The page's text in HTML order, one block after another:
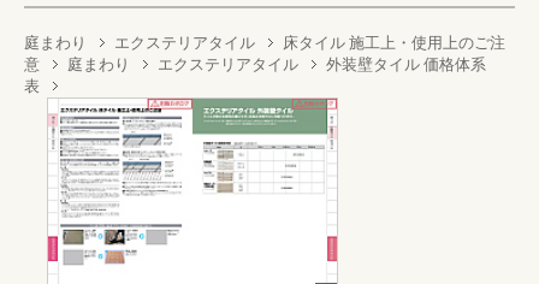
庭まわり エクステリアタイル
床タイル 施工上・使用上のご注
意
庭まわり エクステリアタイル
外装壁タイル 価格体系
表